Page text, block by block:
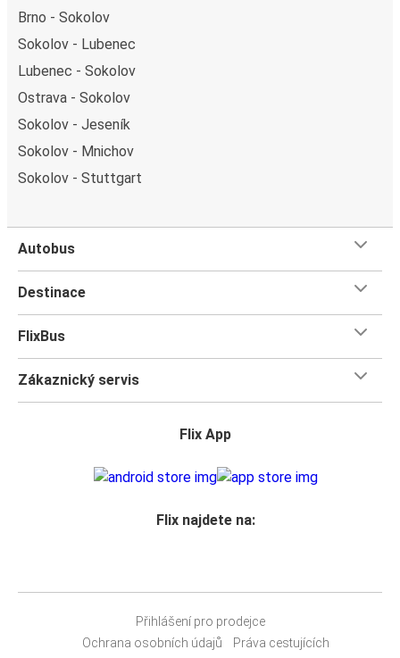
Brno - Sokolov
Sokolov - Lubenec
Lubenec - Sokolov
Ostrava - Sokolov
Sokolov - Jeseník
Sokolov - Mnichov
Sokolov - Stuttgart
Autobus
Destinace
FlixBus
Zákaznický servis
Flix App
Flix najdete na:
Přihlášení pro prodejce
Ochrana osobních údajů
Práva cestujících